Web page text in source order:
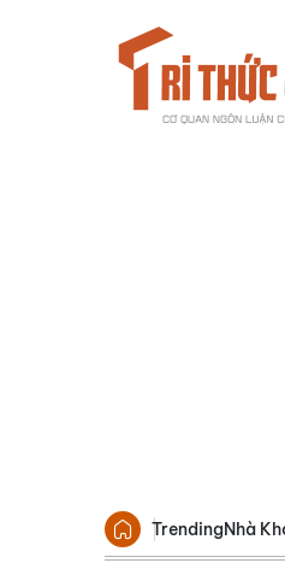
TrendingNhà